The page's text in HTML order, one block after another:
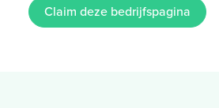
Claim deze bedrijfspagina